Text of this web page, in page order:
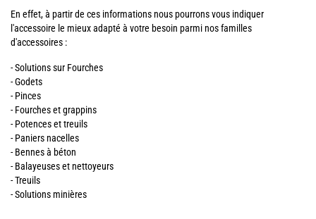
En effet, à partir de ces informations nous pourrons vous indiquer
l'accessoire le mieux adapté à votre besoin parmi nos familles
d'accessoires :
- Solutions sur Fourches
- Godets
- Pinces
- Fourches et grappins
- Potences et treuils
- Paniers nacelles
- Bennes à béton
- Balayeuses et nettoyeurs
- Treuils
- Solutions minières